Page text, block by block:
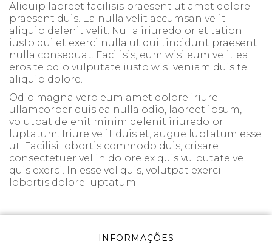
Aliquip laoreet facilisis praesent ut amet dolore
praesent duis. Ea nulla velit accumsan velit
aliquip delenit velit. Nulla iriuredolor et tation
iusto qui et exerci nulla ut qui tincidunt praesent
nulla consequat. Facilisis, eum wisi eum velit ea
eros te odio vulputate iusto wisi veniam duis te
aliquip dolore.
Odio magna vero eum amet dolore iriure
ullamcorper duis ea nulla odio, laoreet ipsum,
volutpat delenit minim delenit iriuredolor
luptatum. Iriure velit duis et, augue luptatum esse
ut. Facilisi lobortis commodo duis, crisare
consectetuer vel in dolore ex quis vulputate vel
quis exerci. In esse vel quis, volutpat exerci
lobortis dolore luptatum.
INFORMAÇÕES